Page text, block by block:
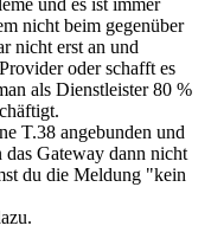
nicht beim gegenüber
nicht erst an und
oder schafft es
als Dienstleister 80 %
T.38 angebunden und
Gateway dann nicht
du die Meldung "kein